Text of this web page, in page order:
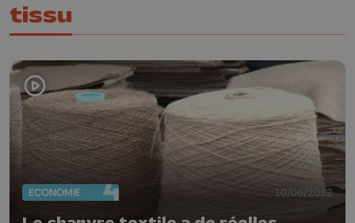
tissu
ECONOMIE 10/06/2022